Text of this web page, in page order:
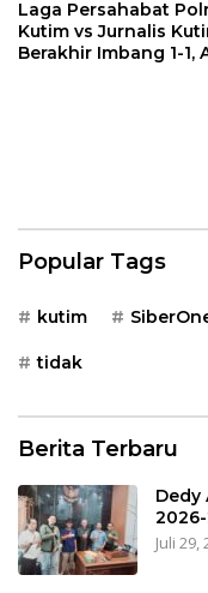
Laga Persahabat
Kutim vs Jurnalis
Berakhir Imbang 1-1, AKBP
Popular Tags
kutim
tidak
Berita Terbaru
Dedy
Juli 29,